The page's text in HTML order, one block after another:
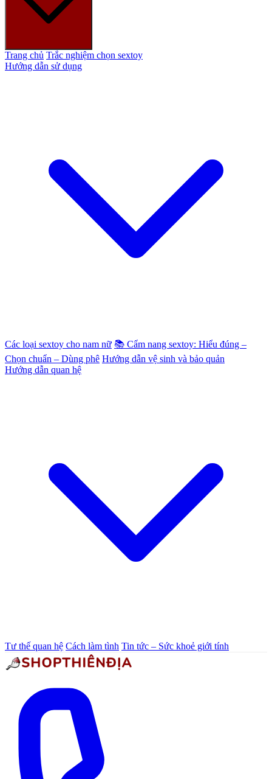
Trang chủ Trắc nghiệm chọn sextoy
Hướng dẫn sử dụng
Các loại sextoy cho nam nữ 📚 Cẩm nang sextoy: Hiểu đúng –
Chọn chuẩn – Dùng phê Hướng dẫn vệ sinh và bảo quản
Hướng dẫn quan hệ
Tư thế quan hệ Cách làm tình Tin tức – Sức khoẻ giới tính